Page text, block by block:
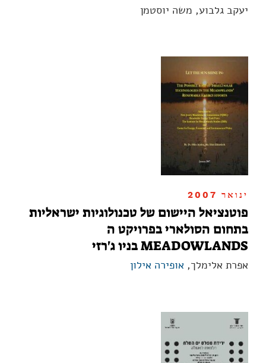
יעקב גלבוע, משה יוסטמן
ינואר 2007
פוטנציאל היישום של טכנולוגיות ישראליות
בתחום הסולארי בפרויקט ה
MEADOWLANDS בניו ג'רזי
אפרת אלימלך, אופירה אילון